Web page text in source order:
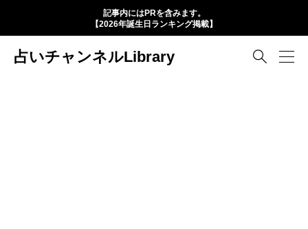
記事内にはPRを含みます。
【2026年誕生日ランキング掲載】
占いチャンネルLibrary 